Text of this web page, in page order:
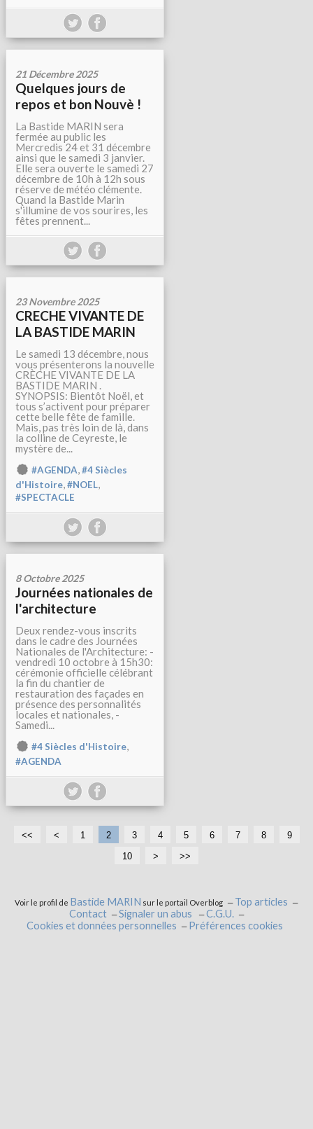
21 Décembre 2025
Quelques jours de
repos et bon Nouvè !
La Bastide MARIN sera
fermée au public les
Mercredis 24 et 31 décembre
ainsi que le samedi 3 janvier.
Elle sera ouverte le samedi 27
décembre de 10h à 12h sous
réserve de météo clémente.
Quand la Bastide Marin
s'illumine de vos sourires, les
fêtes prennent...
23 Novembre 2025
CRECHE VIVANTE DE
LA BASTIDE MARIN
Le samedi 13 décembre, nous
vous présenterons la nouvelle
CRÈCHE VIVANTE DE LA
BASTIDE MARIN .
SYNOPSIS: Bientôt Noël, et
tous s’activent pour préparer
cette belle fête de famille.
Mais, pas très loin de là, dans
la colline de Ceyreste, le
mystère de...
#AGENDA,#4 Siècles
d'Histoire,#NOEL,
#SPECTACLE
8 Octobre 2025
Journées nationales de
l'architecture
Deux rendez-vous inscrits
dans le cadre des Journées
Nationales de l'Architecture: -
vendredi 10 octobre à 15h30:
cérémonie officielle célébrant
la fin du chantier de
restauration des façades en
présence des personnalités
locales et nationales, -
Samedi...
#4 Siècles d'Histoire,
#AGENDA
<< < 1 2 3 4 5 6 7 8
9
10
2
> >>
Voir le profil de Bastide MARIN sur le portail Overblog
Top articles
Contact
Signaler un abus
C.G.U.
Cookies et données personnelles
Préférences cookies